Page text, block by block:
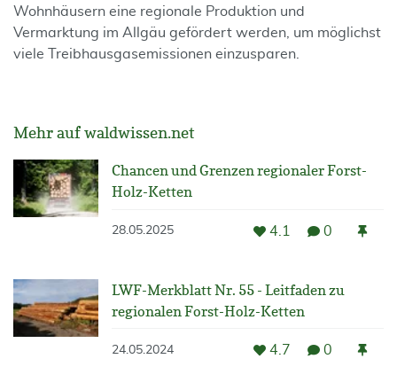
Wohnhäusern eine regionale Produktion und
Vermarktung im Allgäu gefördert werden, um möglichst
viele Treibhausgasemissionen einzusparen.
Mehr auf waldwissen.net
Chancen und Grenzen regionaler Forst-
Holz-Ketten
28.05.2025 4.1 0
LWF-Merkblatt Nr. 55 - Leitfaden zu
regionalen Forst-Holz-Ketten
24.05.2024 4.7 0